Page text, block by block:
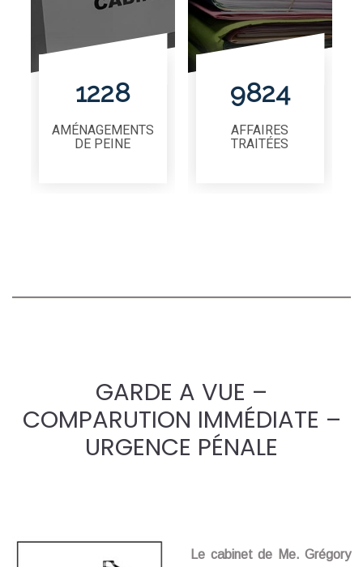
1228
AMÉNAGEMENTS
DE PEINE
9824
AFFAIRES
TRAITÉES
GARDE A VUE –
COMPARUTION IMMÉDIATE –
URGENCE PÉNALE
Le cabinet de Me. Grégory